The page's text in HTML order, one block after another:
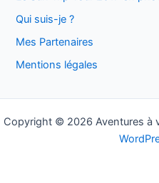
h
e
r
Qui suis-je ?
Mes Partenaires
Mentions légales
Copyright © 2026 Aventures à